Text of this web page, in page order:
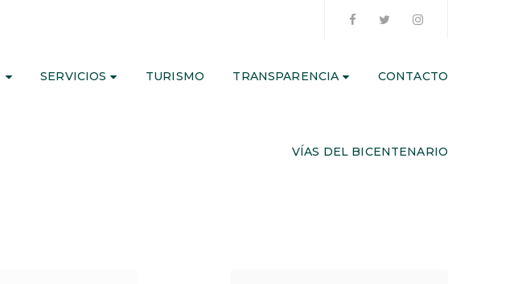
SERVICIOS TURISMO TRANSPARENCIA CONTACTO
VÍAS DEL BICENTENARIO